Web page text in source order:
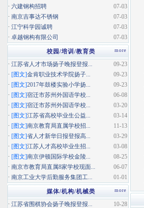
07-03
· 六建钢构招聘
07-03
· 南京吉事达不锈钢
07-03
· 江宁科学园诚聘
07-03
· 卓越钢构有限公司
more
校园/培训/教育类
09-23
· 江苏省人才市场扬子晚报登报...
09-23
· [图文]金肯职业技术学院扬子...
09-23
· [图文]2017年鼓楼实验小学扬...
06-08
· [图文]宿迁市苏州外国语学校...
03-20
· [图文]宿迁市苏州外国语学校...
03-14
· [图文]江苏省高校毕业生公益...
11-13
· [图文]南京教育局直属学校招...
03-29
· [图文]省人才新华日报登报高...
03-08
· [图文]江苏人才高校毕业生招...
08-25
· [图文]南京伊顿国际学校金陵...
06-07
· 南京市教育局直属8家学校现面...
01-01
· 南京工业大学后勤服务集团工...
more
媒体/机构/机械类
10-28
· 江苏省围棋协会扬子晚报登报...